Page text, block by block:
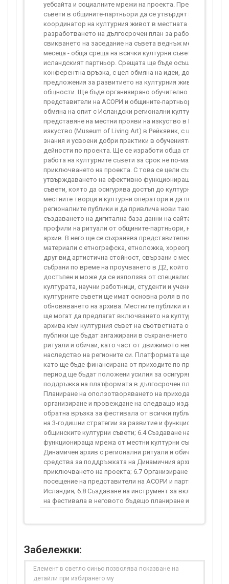
уебсайта и социалните мрежи на проекта. Предвижда се
съвети в общините-партньори да се утвърдят като
координатор на културния живот в местната общност,
разработването на дългосрочен план за работа.
свикването на заседание на съвета веднъж месечно, а
месеца - обща среща на всички културни съвети, екипа на
исландският партньор. Срещата ще бъде осъществявана
конферентна връзка, с цел обмяна на идеи, добри
предложения за развитието на културния живот на
общности. Ще бъде организирано обучително посещение
представители на АСОРИ и общините-партньори в
обмяна на опит с Исландски регионални културни съвети и
представяне на местни прояви на изкуство в Музея на
изкуство (Museum of Living Art) в Рейкявик, с цел
знания и усвоени добри практики в обученията и
дейности по проекта. Ще се изработи обща стратегия за
работа на културните съвети за срок не по-малък от 3
приключването на проекта. С това се цели създаването и
утвърждаването на ефективно функционираща мрежа от
съвети, която да осигурява достъп до културни събития и
местните творци и културни оператори и да поддържа
регионалните публики и да привлича нови такива. Д6
създаването на дигитална база данни на сайта на проекта
профили на ритуали от общините-партньори, наречена
архив. В него ще се съхранява представителна колекция
материали с етнографска, етноложка, хореографска,
друг вид артистична стойност, свързани с местните
събрани по време на проучването в Д2, който ще бъде
достъпен и може да се използва от специалисти в
културата, научни работници, студенти и ученици и др.
културните съвети ще имат основна роля в
обновяването на архива. Местните публики и културни
ще могат да предлагат включването на културно
архива към културния съвет на съответната община. Така
публики ще бъдат ангажирани в съхранението на
ритуали и обичаи, като част от движимото нематериално
наследство на регионите си. Платформата ще бъде
като ще бъде финансирана от приходите по проекта. След
период ще бъдат положени усилия за осигуряване на
поддръжка на платформата в дългосрочен план.
Планиране на оползотворяването на прихода от
организиране и провеждане на следващо издание; 6.2
обратна връзка за фестивала от всички публики; 6.3
на 3-годишни стратегии за развитие и функциониране на
общинските културни съвети; 6.4 Създаване на съвместно
функционираща мрежа от местни културни съвети; 6.5
Динамичен архив с регионални ритуали и обичаи; 6.6
средства за поддръжката на Динамичния архив за 5 г.
приключването на проекта; 6.7 Организиране на
посещение на представители на АСОРИ и партньорите по
Исландия; 6.8 Създаване на инструмент за включване на
на фестивала в неговото бъдещо планиране и
Забележки:
Елемент в светло синьо позволява показване на
детайли при избирането му